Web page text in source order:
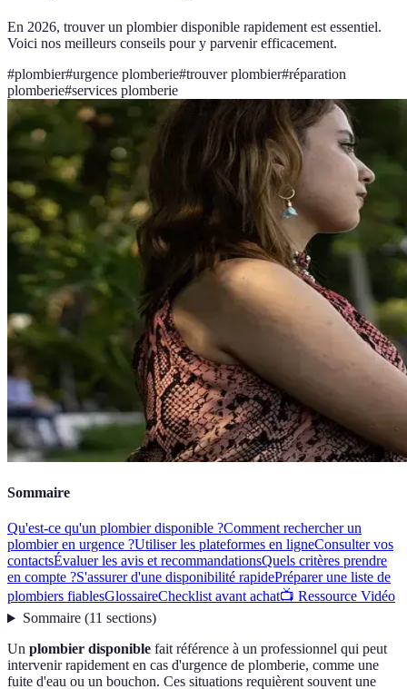
En 2026, trouver un plombier disponible rapidement est essentiel.
Voici nos meilleurs conseils pour y parvenir efficacement.
#plombier#urgence plomberie#trouver plombier#réparation
plomberie#services plomberie
Sommaire
Qu'est-ce qu'un plombier disponible ?Comment rechercher un
plombier en urgence ?Utiliser les plateformes en ligneConsulter vos
contactsÉvaluer les avis et recommandationsQuels critères prendre
en compte ?S'assurer d'une disponibilité rapidePréparer une liste de
plombiers fiablesGlossaireChecklist avant achat📺 Ressource Vidéo
Sommaire(11 sections)
Un plombier disponible fait référence à un professionnel qui peut
intervenir rapidement en cas d'urgence de plomberie, comme une
fuite d'eau ou un bouchon. Ces situations requièrent souvent une